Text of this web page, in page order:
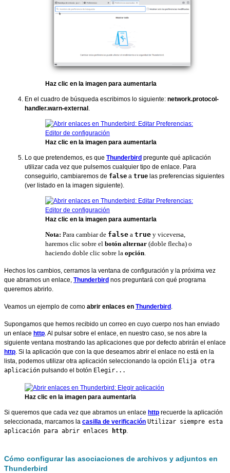
Haz clic en la imagen para aumentarla
En el cuadro de búsqueda escribimos lo siguiente: network.protocol-
handler.warn-external.
Haz clic en la imagen para aumentarla
Lo que pretendemos, es que Thunderbird pregunte qué aplicación
utilizar cada vez que pulsemos cualquier tipo de enlace. Para
conseguirlo, cambiaremos de false a true las preferencias siguientes
(ver listado en la imagen siguiente).
Haz clic en la imagen para aumentarla
Nota: Para cambiar de false a true y viceversa,
haremos clic sobre el botón alternar (doble flecha) o
haciendo doble clic sobre la opción
Hechos los cambios, cerramos la ventana de configuración y la próxima vez
que abramos un enlace, Thunderbird nos preguntará con qué programa
queremos abrirlo.
Veamos un ejemplo de como abrir enlaces en Thunderbird.
Supongamos que hemos recibido un correo en cuyo cuerpo nos han enviado
un enlace http. Al pulsar sobre el enlace, en nuestro caso, se nos abre la
siguiente ventana mostrando las aplicaciones que por defecto abrirán el enlace
http. Si la aplicación que con la que deseamos abrir el enlace no está en la
lista, podemos utilizar otra aplicación seleccionando la opción Elija otra
aplicación pulsando el botón Elegir...
Haz clic en la imagen para aumentarla
Si queremos que cada vez que abramos un enlace http recuerde la aplicación
seleccionada, marcamos la casilla de verificación Utilizar siempre esta
aplicación para abrir enlaces
http.
Cómo configurar las asociaciones de archivos y adjuntos en
Thunderbird